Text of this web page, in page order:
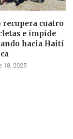
recupera cuatro
e impide
hacia Haití
18, 2025